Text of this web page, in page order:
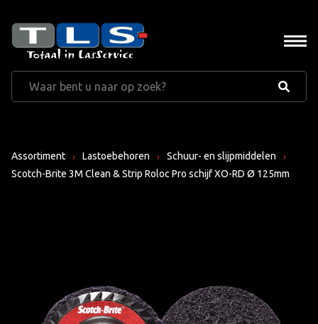
Assortiment Lastoebehoren
Schuur- en slijpmiddelen
Scotch-Brite 3M Clean & Strip Roloc Pro schijf XO-RD Ø 125mm